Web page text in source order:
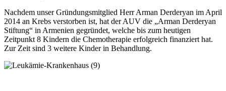
Nachdem unser Gründungsmitglied Herr Arman Derderyan im April
2014 an Krebs verstorben ist, hat der AUV die „Arman Derderyan
Stiftung“ in Armenien gegründet, welche bis zum heutigen
Zeitpunkt 8 Kindern die Chemotherapie erfolgreich finanziert hat.
Zur Zeit sind 3 weitere Kinder in Behandlung.